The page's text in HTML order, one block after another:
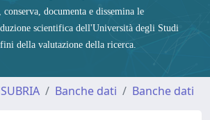
conserva, documenta e dissemina le
scientifica dell'Università degli Studi
della valutazione della ricerca.
Banche dati Banche dati